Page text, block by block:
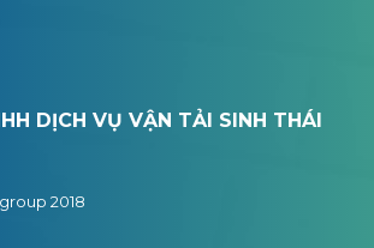
DỊCH VỤ VẬN TẢI SINH THÁI
2018